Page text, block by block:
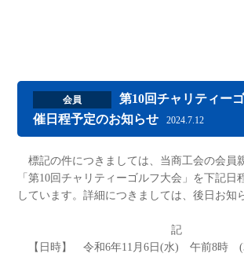
会員
第10回チャリティー
催日程予定のお知らせ
2024.7.12
標記の件につきましては、当商工会の会員
「第10回チャリティーゴルフ大会」を下記日
しています。詳細につきましては、後日お知
記
【日時】 令和6年11月6日(水) 午前8時